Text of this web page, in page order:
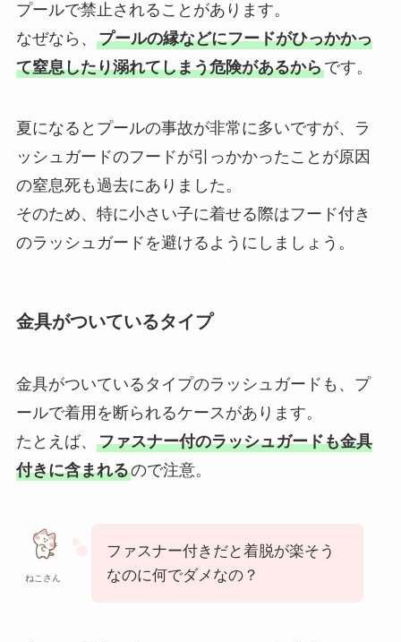
プールで禁止されることがあります。
なぜなら、 プールの縁などにフードがひっかかっ
て窒息したり溺れてしまう危険があるからです。
夏になるとプールの事故が非常に多いですが、ラ
ッシュガードのフードが引っかかったことが原因
の窒息死も過去にありました。
そのため、特に小さい子に着せる際はフード付き
のラッシュガードを避けるようにしましょう。
金具がついているタイプ
金具がついているタイプのラッシュガードも、プ
ールで着用を断られるケースがあります。
たとえば、 ファスナー付のラッシュガードも金具
付きに含まれるので注意。
ねこさん
ファスナー付きだと着脱が楽そう
なのに何でダメなの？